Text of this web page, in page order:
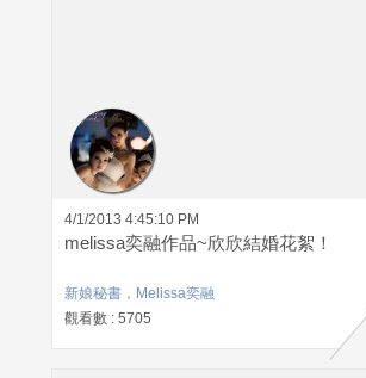
4/1/2013 4:45:10 PM
melissa奕融作品~欣欣結婚花絮！
新娘秘書，Melissa奕融
觀看數 : 5705